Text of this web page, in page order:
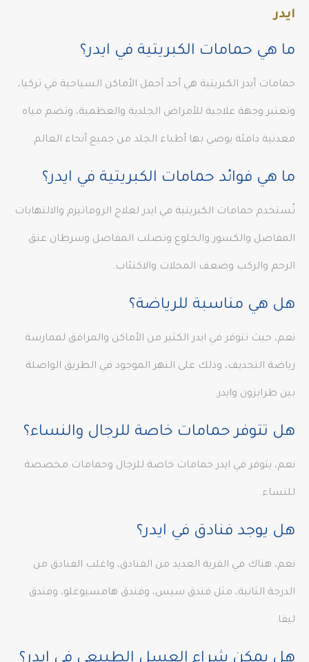
ايدر
ما هي حمامات الكبريتية في ايدر؟
حمامات أيدر الكبريتية هي أحد أجمل الأماكن السياحية في تركيا،
وتعتبر وجهة علاجية للأمراض الجلدية والعظمية، وتضم مياه
معدنية دافئة يوصي بها أطباء الجلد من جميع أنحاء العالم.
ما هي فوائد حمامات الكبريتية في ايدر؟
تُستخدم حمامات الكبريتية في ايدر لعلاج الروماتيزم والالتهابات
المفاصل والكسور والخلوع وتصلب المفاصل وسرطان عنق
الرحم والركب وضعف المحلات والاكتئاب.
هل هي مناسبة للرياضة؟
نعم، حيث تتوفر في ايدر الكثير من الأماكن والمرافق لممارسة
رياضة التجديف، وذلك على النهر الموجود في الطريق الواصلة
بين طرابزون وايدر.
هل تتوفر حمامات خاصة للرجال والنساء؟
نعم، يتوفر في ايدر حمامات خاصة للرجال وحمامات مخصصة
للنساء.
هل يوجد فنادق في ايدر؟
نعم، هناك في القرية العديد من الفنادق، واغلب الفنادق من
الدرجة الثانية، مثل فندق سيس، وفندق هامسيوغلو، وفندق
ليفا.